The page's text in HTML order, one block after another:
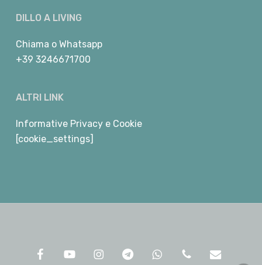
DILLO A LIVING
Chiama o Whatsapp
+39 3246671700
ALTRI LINK
Informative Privacy e Cookie
[cookie_settings]
facebookyoutubeinstagramtelegramwhatsappphone email